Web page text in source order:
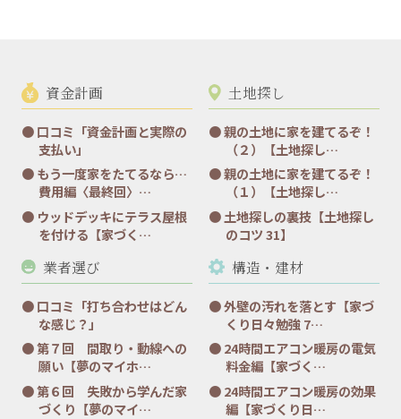
資金計画
口コミ「資金計画と実際の
支払い」
もう一度家をたてるなら…
費用編〈最終回〉…
ウッドデッキにテラス屋根
を付ける【家づく…
土地探し
親の土地に家を建てるぞ！
（２）【土地探し…
親の土地に家を建てるぞ！
（１）【土地探し…
土地探しの裏技【土地探し
のコツ 31】
業者選び
口コミ「打ち合わせはどん
な感じ？」
第７回 間取り・動線への
願い【夢のマイホ…
第６回 失敗から学んだ家
づくり【夢のマイ…
構造・建材
外壁の汚れを落とす【家づ
くり日々勉強 7…
24時間エアコン暖房の電気
料金編【家づく…
24時間エアコン暖房の効果
編【家づくり日…